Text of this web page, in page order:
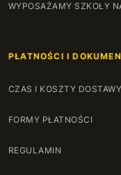
WYPOSAŻAMY SZKOŁY
PŁATNOŚCI I
CZAS I KOSZTY DOSTAWY
FORMY PŁATNOŚCI
REGULAMIN